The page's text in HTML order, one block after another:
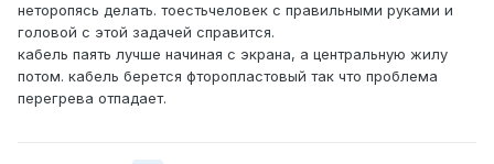
неторопясь делать. тоестьчеловек с правильными руками и
головой с этой задачей справится.
кабель паять лучше начиная с экрана, а центральную жилу
потом. кабель берется фторопластовый так что проблема
перегрева отпадает.